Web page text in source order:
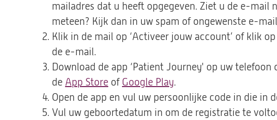
mailadres dat u heeft opgegeven. Ziet u de e-mail
meteen? Kijk dan in uw spam of ongewenste e-
Klik in de mail op ‘Activeer jouw account’ of klik
de e-mail.
Download de app ‘Patient Journey' op uw telefoon
de App Store (opent
in
een
of Google Play(opent
in
een
.
Open de app en vul uw persoonlijke code in die in
Vul uw geboortedatum in om de registratie te